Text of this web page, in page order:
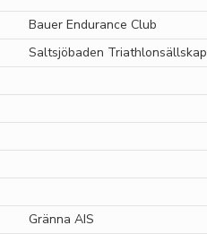
Bauer Endurance Club
Saltsjöbaden Triathlonsällskap
Gränna AIS